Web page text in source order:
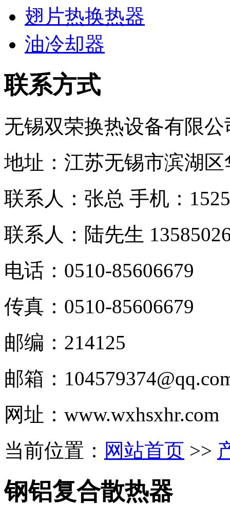
翅片热换热器
油冷却器
联系方式
无锡双荣换热设备有限
地址：江苏无锡市滨湖区
联系人：张总 手机：
联系人： 陆先生
电话：0510-85606679
传真：0510-85606679
邮编：214125
邮箱：
网址：www.wxhsxhr.com
当前位置： 网站首页 >>
钢铝复合散热器